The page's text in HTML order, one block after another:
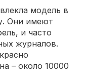
модель в
Они имеют
и часто
журналов.
– около 10000